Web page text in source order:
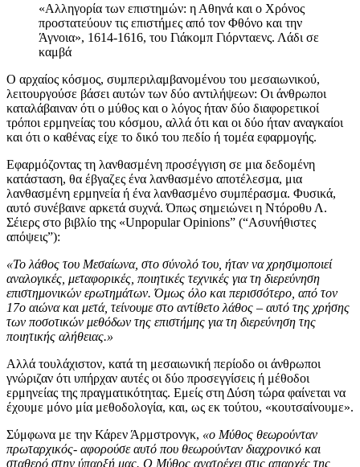
«Αλληγορία των επιστημών: η Αθηνά και ο Χρόνος
προστατεύουν τις επιστήμες από τον Φθόνο και την
Άγνοια», 1614-1616, του Γιάκομπ Γιόρνταενς. Λάδι σε
καμβά
Ο αρχαίος κόσμος, συμπεριλαμβανομένου του μεσαιωνικού,
λειτουργούσε βάσει αυτών των δύο αντιλήψεων: Οι άνθρωποι
καταλάβαιναν ότι ο μύθος και ο λόγος ήταν δύο διαφορετικοί
τρόποι ερμηνείας του κόσμου, αλλά ότι και οι δύο ήταν αναγκαίοι
και ότι ο καθένας είχε το δικό του πεδίο ή τομέα εφαρμογής.
Εφαρμόζοντας τη λανθασμένη προσέγγιση σε μια δεδομένη
κατάσταση, θα έβγαζες ένα λανθασμένο αποτέλεσμα, μια
λανθασμένη ερμηνεία ή ένα λανθασμένο συμπέρασμα. Φυσικά,
αυτό συνέβαινε αρκετά συχνά. Όπως σημειώνει η Ντόροθυ Λ.
Σέιερς στο βιβλίο της «Unpopular Opinions” (“Ασυνήθιστες
απόψεις”):
«Το λάθος του Μεσαίωνα, στο σύνολό του, ήταν να χρησιμοποιεί
αναλογικές, μεταφορικές, ποιητικές τεχνικές για τη διερεύνηση
επιστημονικών ερωτημάτων. Όμως όλο και περισσότερο, από τον
17ο αιώνα και μετά, τείνουμε στο αντίθετο λάθος – αυτό της χρήσης
των ποσοτικών μεθόδων της επιστήμης για τη διερεύνηση της
ποιητικής αλήθειας.»
Αλλά τουλάχιστον, κατά τη μεσαιωνική περίοδο οι άνθρωποι
γνώριζαν ότι υπήρχαν αυτές οι δύο προσεγγίσεις ή μέθοδοι
ερμηνείας της πραγματικότητας. Εμείς στη Δύση τώρα φαίνεται να
έχουμε μόνο μία μεθοδολογία, και, ως εκ τούτου, «κουτσαίνουμε».
Σύμφωνα με την Κάρεν Άρμστρονγκ, «ο Μύθος θεωρούνταν
πρωταρχικός- αφορούσε αυτό που θεωρούνταν διαχρονικό και
σταθερό στην ύπαρξή μας. Ο Μύθος ανατρέχει στις απαρχές της